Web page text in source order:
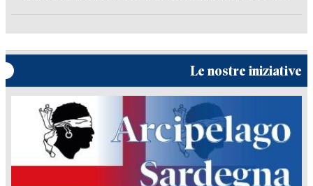
Le nostre iniziative